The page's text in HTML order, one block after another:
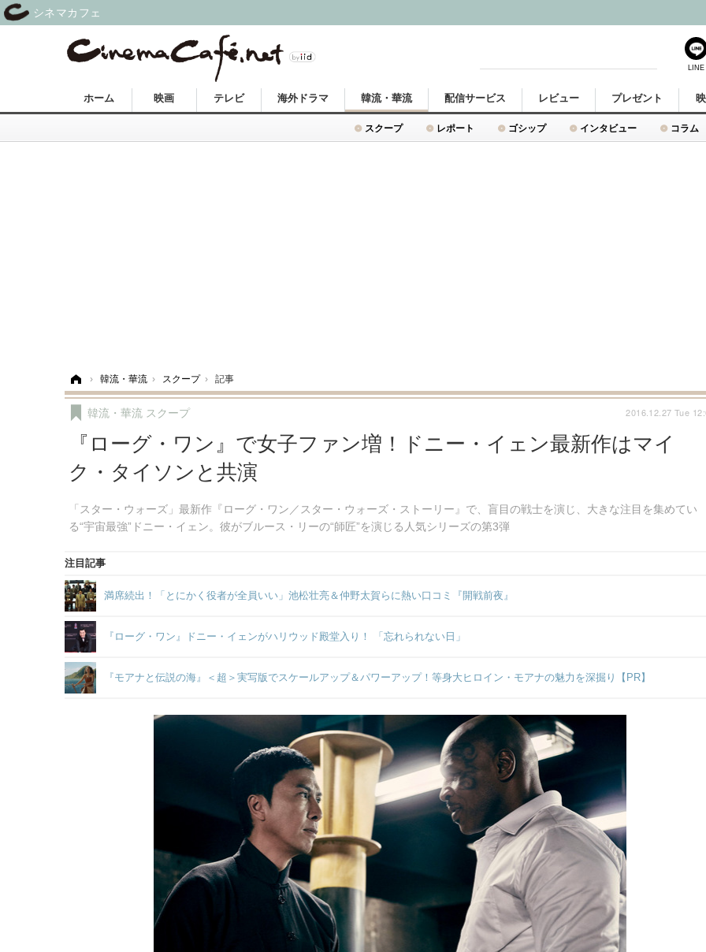
ホーム 映画 テレビ 海外ドラマ 韓流・華流
スクープ レポート ゴシップ インタビュー コラム
配信サービス レビュー プレゼント
› 韓流・華流 › スクープ › 記事
『ローグ・ワン』で女子ファン増！ドニー・イェン最新作はマイ
ク・タイソンと共演
「スター・ウォーズ」最新作『ローグ・ワン／スター・ウォーズ・ストーリー』で、盲目の戦士を演じ、大きな注目を集めてい
る“宇宙最強”ドニー・イェン。彼がブルース・リーの“師匠”を演じる人気シリーズの第3弾
韓流・華流 スクープ 2016.12.27 Tue
注目記事
満席続出！「とにかく役者が全員いい」池松壮亮＆仲野太賀らに熱い口コミ『開戦前夜』
『ローグ・ワン』ドニー・イェンがハリウッド殿堂入り！ 「忘れられない日」
『モアナと伝説の海』＜超＞実写版でスケールアップ＆パワーアップ！等身大ヒロイン・モアナの魅力を深掘り【PR】
LINE
シネマカフェ